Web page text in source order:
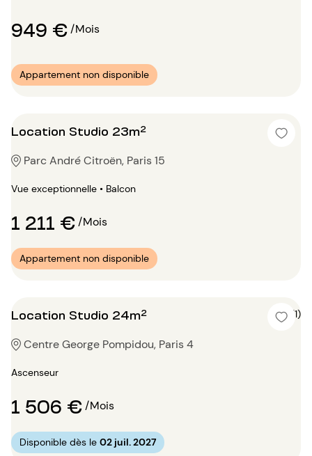
949 €/Mois
Appartement non disponible
Location Studio 23m²
Parc André Citroën, Paris 15
Vue exceptionnelle • Balcon
1 211 €/Mois
Appartement non disponible
Location Studio 24m² 5 (1)
Centre George Pompidou, Paris 4
Ascenseur
1 506 €/Mois
Disponible dès le 02 juil. 2027